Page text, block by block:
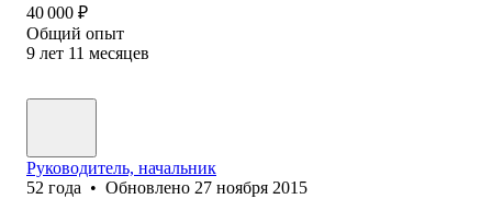
40 000 ₽
Общий опыт
9 лет 11 месяцев
Руководитель, начальник
52 года • Обновлено 27 ноября 2015